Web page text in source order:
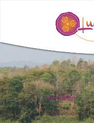
Blogger & Klankbord